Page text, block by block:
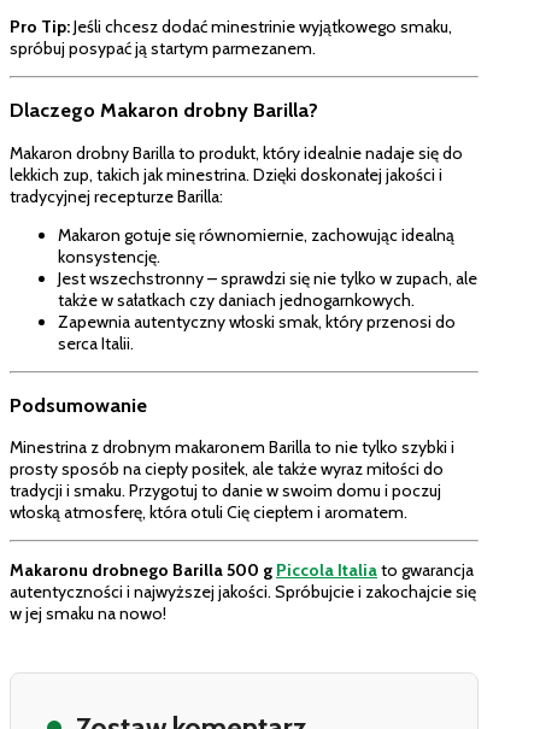
Pro Tip:Jeśli chcesz dodać minestrinie wyjątkowego smaku,
spróbuj posypać ją startym parmezanem.
Dlaczego Makaron drobny Barilla?
Makaron drobny Barilla to produkt, który idealnie nadaje się do
lekkich zup, takich jak minestrina. Dzięki doskonałej jakości i
tradycyjnej recepturze Barilla:
Makaron gotuje się równomiernie, zachowując idealną
konsystencję.
Jest wszechstronny – sprawdzi się nie tylko w zupach, ale
także w sałatkach czy daniach jednogarnkowych.
Zapewnia autentyczny włoski smak, który przenosi do
serca Italii.
Podsumowanie
Minestrina z drobnym makaronem Barilla to nie tylko szybki i
prosty sposób na ciepły posiłek, ale także wyraz miłości do
tradycji i smaku. Przygotuj to danie w swoim domu i poczuj
włoską atmosferę, która otuli Cię ciepłem i aromatem.
Makaronu drobnego Barilla 500 g Piccola Italiato gwarancja
autentyczności i najwyższej jakości. Spróbujcie i zakochajcie się
w jej smaku na nowo!